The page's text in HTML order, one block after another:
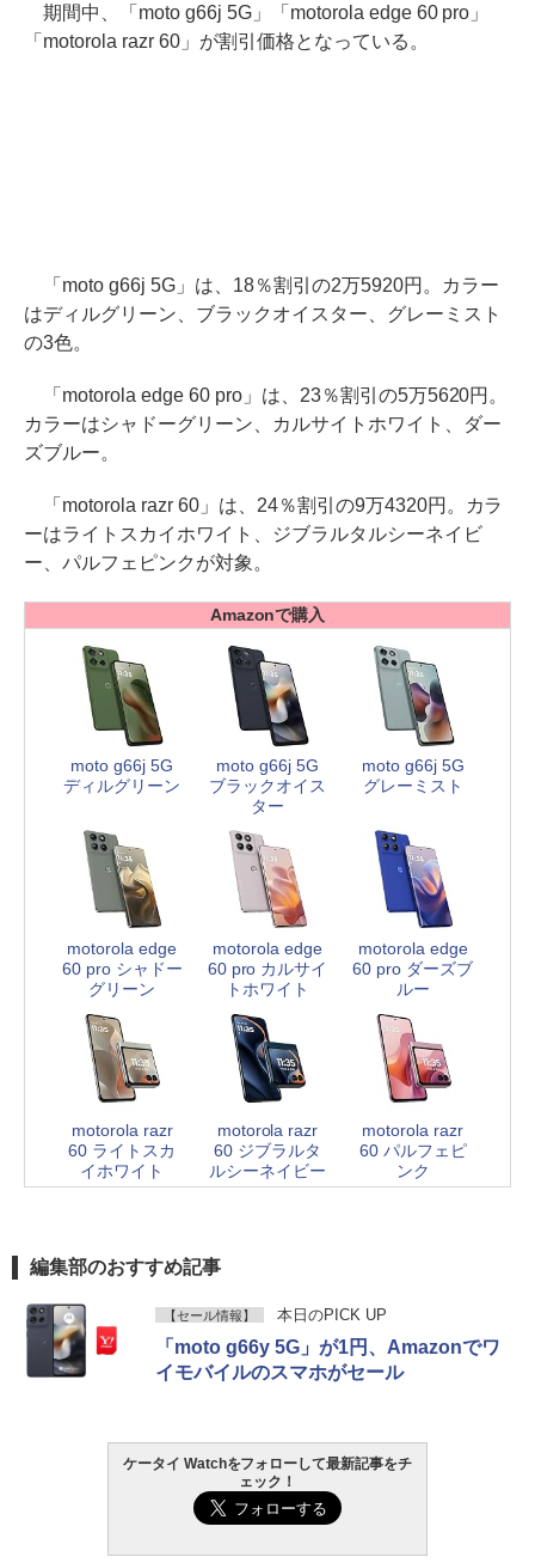
期間中、「moto g66j 5G」「motorola edge 60 pro」
「motorola razr 60」が割引価格となっている。
「moto g66j 5G」は、18％割引の2万5920円。カラー
はディルグリーン、ブラックオイスター、グレーミスト
の3色。
「motorola edge 60 pro」は、23％割引の5万5620円。
カラーはシャドーグリーン、カルサイトホワイト、ダー
ズブルー。
「motorola razr 60」は、24％割引の9万4320円。カラ
ーはライトスカイホワイト、ジブラルタルシーネイビ
ー、パルフェピンクが対象。
Amazonで購入
moto g66j 5G
ディルグリーン
moto g66j 5G
ブラックオイス
ター
moto g66j 5G
グレーミスト
motorola edge
60 pro シャドー
グリーン
motorola edge
60 pro カルサイ
トホワイト
motorola edge
60 pro ダーズブ
ルー
motorola razr
60 ライトスカ
イホワイト
motorola razr
60 ジブラルタ
ルシーネイビー
motorola razr
60 パルフェピ
ンク
編集部のおすすめ記事
【セール情報】 本日のPICK UP
「moto g66y 5G」が1円、Amazonでワ
イモバイルのスマホがセール
ケータイ Watchをフォローして最新記事をチ
ェック！